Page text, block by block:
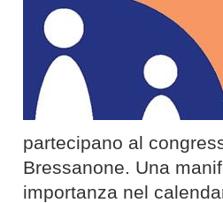
partecipano al
Bressanone. Una
importanza nel